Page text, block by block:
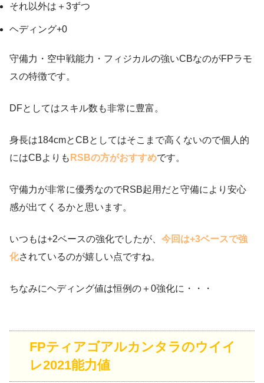
それ以外は＋3ずつ
ヘディング+0
守備力・空中戦能力・フィジカルの強いCBなのがFPラモ
スの特徴です。
DFとしてはスキル数も非常に豊富。
身長は184cmとCBとしてはそこまで高くないので個人的
にはCBよりも RSBの方がおすすめです。
守備力が非常に優秀なのでRSB起用だと守備により安心
感が出てくるかと思います。
いつもは+2ベースの強化でしたが、 今回は+3ベースで強
化されているのが嬉しい点ですね。
ちなみにヘディング値は恒例の＋0強化に・・・
FPティアゴアルカンタラのウイイ
レ2021能力値